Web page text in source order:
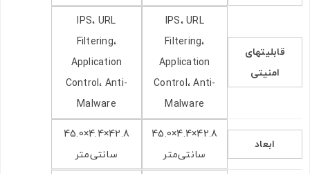
قابلیتهای
امنیتی
IPS، URL
Filtering،
Application
Control، Anti-
Malware
IPS، URL
Filtering،
Application
Control، Anti-
Malware
ابعاد
42.8×4.4×45.0
سانتی‌متر
42.8×4.4×45.0
سانتی‌متر